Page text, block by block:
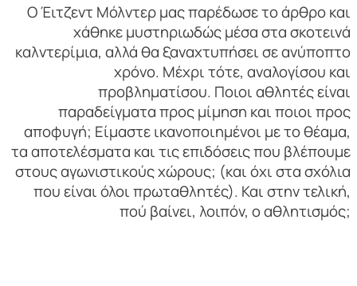
Ο Έιτζεντ Μόλντερ μας παρέδωσε το άρθρο και
χάθηκε μυστηριωδώς μέσα στα σκοτεινά
καλντερίμια, αλλά θα ξαναχτυπήσει σε ανύποπτο
χρόνο. Μέχρι τότε, αναλογίσου και
προβληματίσου. Ποιοι αθλητές είναι
παραδείγματα προς μίμηση και ποιοι προς
αποφυγή; Είμαστε ικανοποιημένοι με το θέαμα,
τα αποτελέσματα και τις επιδόσεις που βλέπουμε
στους αγωνιστικούς χώρους; (και όχι στα σχόλια
που είναι όλοι πρωταθλητές). Και στην τελική,
πού βαίνει, λοιπόν, ο αθλητισμός;